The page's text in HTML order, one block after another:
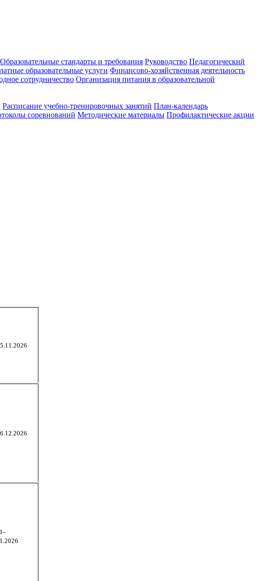
Образовательные стандарты и требования Руководство Педагогический
образовательные услуги Финансово-хозяйственная деятельность
сотрудничество Организация питания в образовательной
Расписание учебно-тренировочных занятий План-календарь
соревнований Методические материалы Профилактические акции